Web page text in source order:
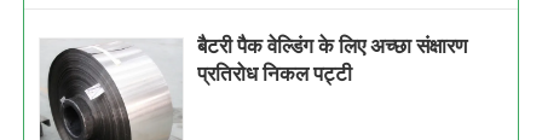
बैटरी पैक वेल्डिंग के लिए अच्छा संक्षारण
प्रतिरोध निकल पट्टी